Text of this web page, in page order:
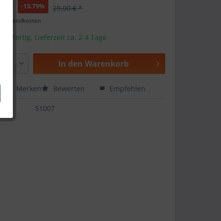
-13.79% 29,00 € *
Versandkosten
Lieferzeit ca. 2-4 Tage
In den Warenkorb
Merken Bewerten Empfehlen
51007